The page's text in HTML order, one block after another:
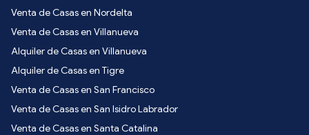
Venta de Casas en Nordelta
Venta de Casas en Villanueva
Alquiler de Casas en Villanueva
Alquiler de Casas en Tigre
Venta de Casas en San Francisco
Venta de Casas en San Isidro Labrador
Venta de Casas en Santa Catalina